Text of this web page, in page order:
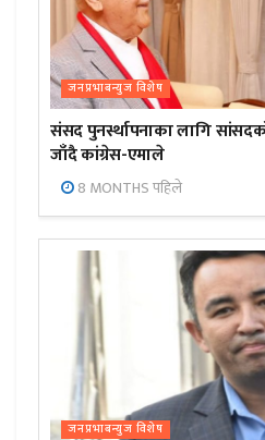
जनप्रभाबन्युज विशेष
संसद पुनर्स्थापनाका लागि
जाँदै कांग्रेस-एमाले
8 MONTHS पहिले
जनप्रभाबन्युज विशेष